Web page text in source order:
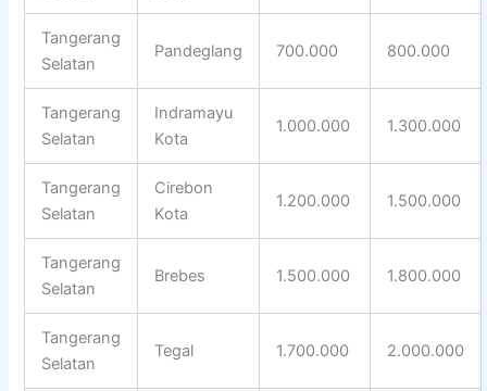
Tangerang
Selatan
Pandeglang 700.000 800.000
Tangerang
Selatan
Indramayu
Kota
1.000.000 1.300.000
Tangerang
Selatan
Cirebon
Kota
1.200.000 1.500.000
Tangerang
Selatan
Brebes 1.500.000 1.800.000
Tangerang
Selatan
Tegal 1.700.000 2.000.000